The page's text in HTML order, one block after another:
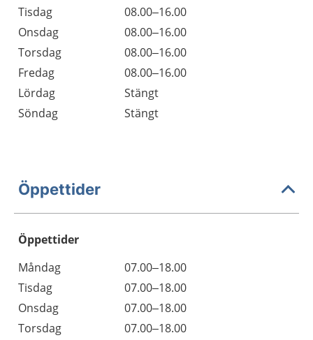
Tisdag
08.00–16.00
Onsdag
08.00–16.00
Torsdag
08.00–16.00
Fredag
08.00–16.00
Lördag
Stängt
Söndag
Stängt
Öppettider
Öppettider
Dag
Öppettider
Kommentarer
Måndag
07.00–18.00
Tisdag
07.00–18.00
Onsdag
07.00–18.00
Torsdag
07.00–18.00